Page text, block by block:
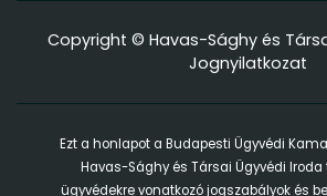
Copyright © Havas-Sághy és
Jognyilatkozat
Ezt a honlapot a Budapesti Ügyvédi
Havas-Sághy és Társai Ügyvédi
ügyvédekre vonatkozó jogszabályok és